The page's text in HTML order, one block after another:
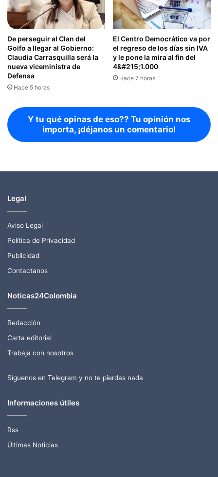
De perseguir al Clan del
Golfo a llegar al Gobierno:
Claudia Carrasquilla será la
nueva viceministra de
Defensa
Hace 5 horas
El Centro Democrático va por
el regreso de los días sin IVA
y le pone la mira al fin del
4&#215;1.000
Hace 7 horas
Y tu qué opinas de eso?? Tu opinión nos
importa, ¡déjanos un comentario!
Legal
Aviso Legal
Política de Privacidad
Publicidad
Contactanos
Noticas24Colombia
Redacción
Carta editorial
Trabaja con nosotros
Síguenos en Telegram y no te pierdas nada
Informaciones útiles
Rss
Últimas Noticias